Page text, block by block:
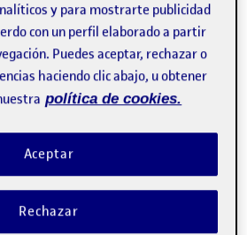
Jordi Targa Torrens
Torrens
Tutorial aplicación VJ
publicación
comentario
un breve tutorial de cinco minutos sobre
como parte de una práctica para
Durante el tutorial, exploro las
la aplicación y explico cómo
y para mostrarte publicidad
con un perfil elaborado a partir
Puedes aceptar, rechazar o
haciendo clic abajo, u obtener
política de cookies.
Rechazar
Aceptar